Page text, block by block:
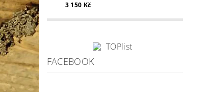
3 150 Kč
FACEBOOK